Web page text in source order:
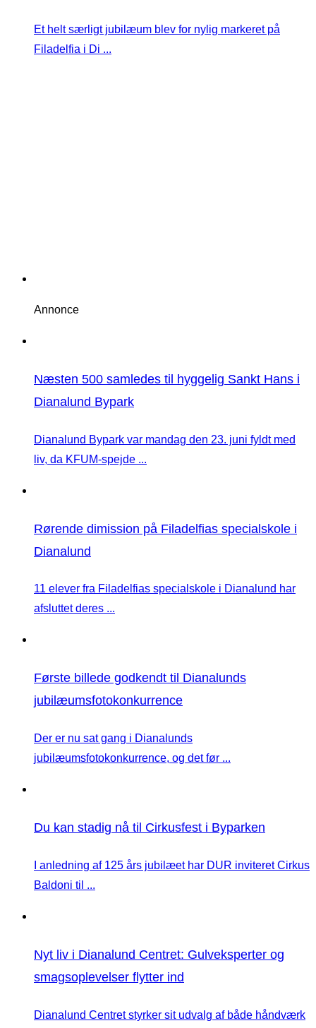
Et helt særligt jubilæum blev for nylig markeret på
Filadelfia i Di ...
Annonce
Næsten 500 samledes til hyggelig Sankt Hans i
Dianalund Bypark
Dianalund Bypark var mandag den 23. juni fyldt med
liv, da KFUM-spejde ...
Rørende dimission på Filadelfias specialskole i
Dianalund
11 elever fra Filadelfias specialskole i Dianalund har
afsluttet deres ...
Første billede godkendt til Dianalunds
jubilæumsfotokonkurrence
Der er nu sat gang i Dianalunds
jubilæumsfotokonkurrence, og det før ...
Du kan stadig nå til Cirkusfest i Byparken
I anledning af 125 års jubilæet har DUR inviteret Cirkus
Baldoni til ...
Nyt liv i Dianalund Centret: Gulveksperter og
smagsoplevelser flytter ind
Dianalund Centret styrker sit udvalg af både håndværk